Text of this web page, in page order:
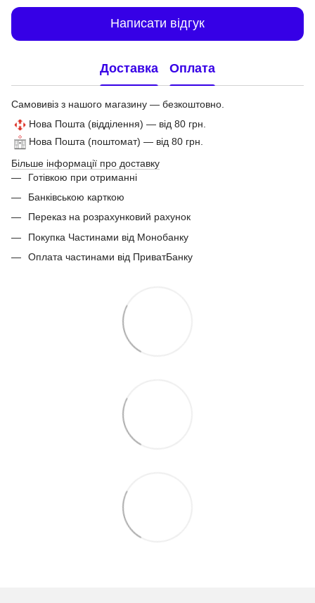
Написати відгук
Доставка Оплата
Самовивіз з нашого магазину — безкоштовно.
Нова Пошта (відділення) — від 80 грн.
Нова Пошта (поштомат) — від 80 грн.
Більше інформації про доставку
Готівкою при отриманні
Банківською карткою
Переказ на розрахунковий рахунок
Покупка Частинами від Монобанку
Оплата частинами від ПриватБанку